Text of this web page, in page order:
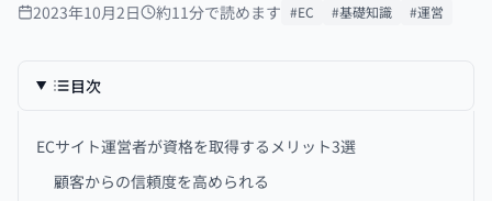
2023年10月2日 約11分で読めます #EC #基礎知識 #運営
目次
ECサイト運営者が資格を取得するメリット3選
顧客からの信頼度を高められる